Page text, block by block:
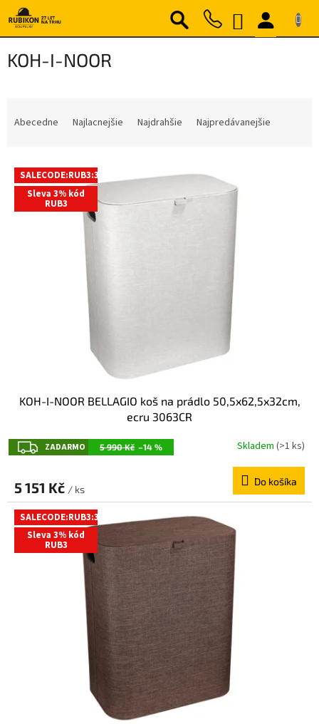
Prejsť
na
obsah
NÁKUPNÝ
KOŠÍK
KOH-I-NOOR
n
p
Abecedne Najlacnejšie Najdrahšie Najpredávanejšie
V SALECODE:RUB3:3:%
Sleva 3% kód
RUB3
Z
D
A
R
M
ZADARMO 5 990 Kč –14 %
KOH-I-NOOR BELLAGIO koš na prádlo 50,5x62,5x32cm,
ecru 3063CR
Skladem (>1 ks)
5 151 Kč / ks
Do košíka
SALECODE:RUB3:3:%
Sleva 3% kód
RUB3